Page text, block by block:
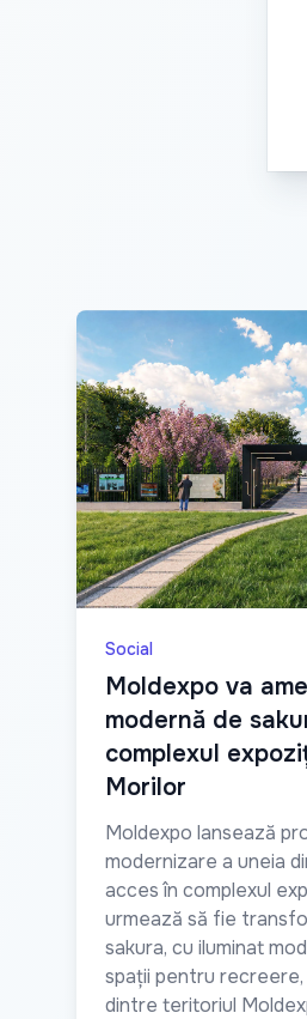
Social
Moldexpo va
modernă de
complexul
Morilor
Moldexpo lansează
modernizare a uneia
acces în complexul
urmează să fie
sakura, cu iluminat
spații pentru
dintre teritoriul